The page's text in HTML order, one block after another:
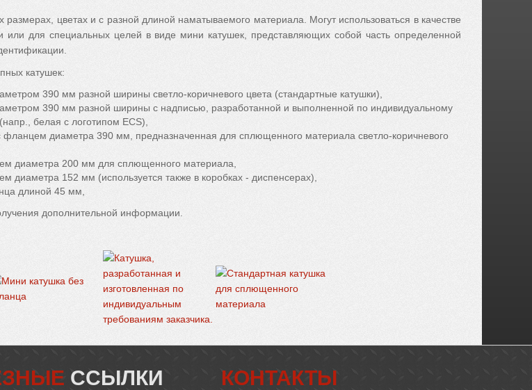
размерах, цветах и с разной длиной наматываемого материала. Могут использоваться в качестве
или для специальных целей в виде мини катушек, представляющих собой часть определенной
катушек:
390 мм разной ширины светло-коричневого цвета (стандартные катушки),
390 мм разной ширины с надписью, разработанной и выполненной по индивидуальному
белая с логотипом ECS),
фланцем диаметра 390 мм, предназначенная для сплющенного материала светло-коричневого
диаметра 200 мм для сплющенного материала,
диаметра 152 мм (используется также в коробках - диспенсерах),
длиной 45 мм,
дополнительной информации.
ССЫЛКИ КОНТАКТЫ